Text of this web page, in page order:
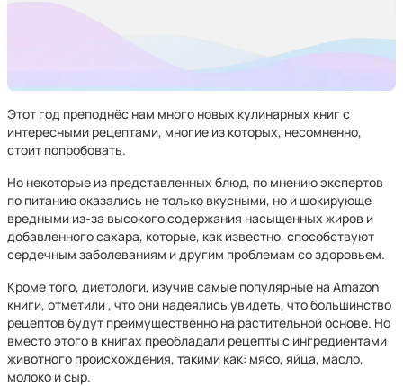
Этот год преподнёс нам много новых кулинарных книг с
интересными рецептами, многие из которых, несомненно,
стоит попробовать.
Но некоторые из представленных блюд, по мнению экспертов
по питанию оказались не только вкусными, но и шокирующе
вредными из-за высокого содержания насыщенных жиров и
добавленного сахара, которые, как известно, способствуют
сердечным заболеваниям и другим проблемам со здоровьем.
Кроме того, диетологи, изучив самые популярные на Amazon
книги, отметили , что они надеялись увидеть, что большинство
рецептов будут преимущественно на растительной основе. Но
вместо этого в книгах преобладали рецепты с ингредиентами
животного происхождения, такими как: мясо, яйца, масло,
молоко и сыр.